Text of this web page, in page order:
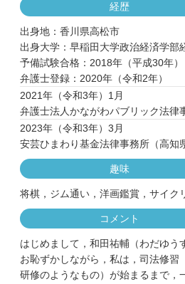
経歴
出身地：香川県高松市
出身大学：早稲田大学政治経済学部
予備試験合格：2018年（平成30年）
弁護士登録：2020年（令和2年）
2021年（令和3年）1月
弁護士法人かながわパブリック法律
2023年（令和3年）3月
安芸ひまわり基金法律事務所（高知
趣味
将棋，ジム通い，洋画鑑賞，サイク
コメント
はじめまして，和田祐輔（わだゆう
お恥ずかしながら，私は，司法修習
研修のようなもの）が始まるまで，